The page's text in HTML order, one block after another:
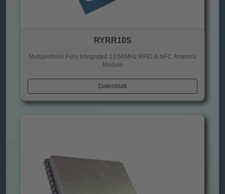
RYRR10S
Multiprotocol Fully Integrated 13.56MHz RFID & NFC Antenna
Module
Datenblatt